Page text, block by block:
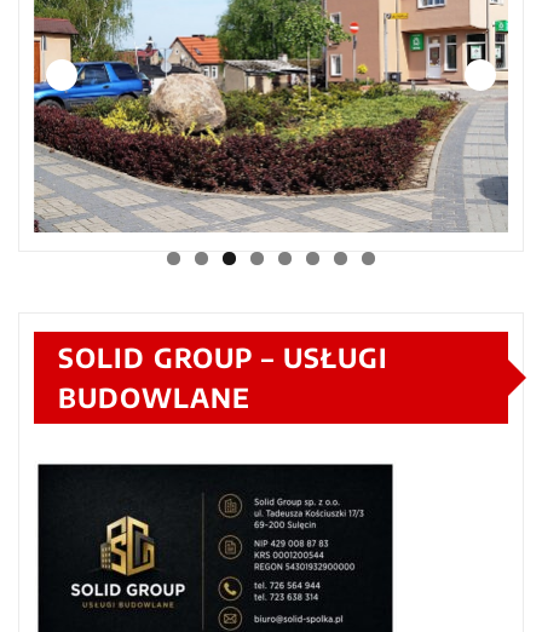
SOLID GROUP – USŁUGI
BUDOWLANE